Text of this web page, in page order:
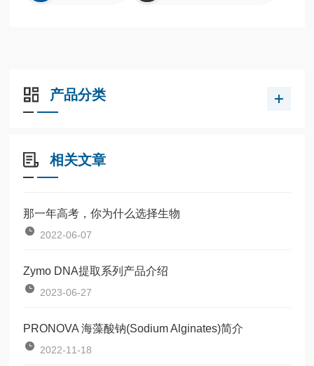
产品分类
相关文章
那一年高考，你为什么选择生物
2022-06-07
Zymo DNA提取系列产品介绍
2023-06-27
PRONOVA 海藻酸钠(Sodium Alginates)简介
2022-11-18